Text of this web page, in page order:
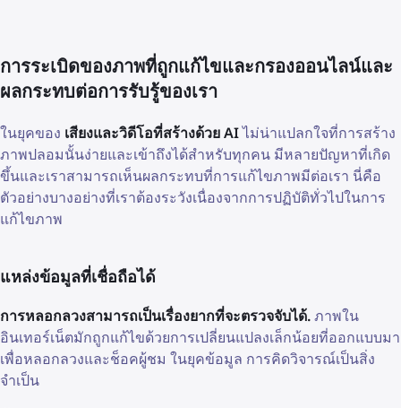
การระเบิดของภาพที่ถูกแก้ไขและกรองออนไลน์และ
ผลกระทบต่อการรับรู้ของเรา
ในยุคของ เสียงและวิดีโอที่สร้างด้วย AIไม่น่าแปลกใจที่การสร้าง
ภาพปลอมนั้นง่ายและเข้าถึงได้สำหรับทุกคน มีหลายปัญหาที่เกิด
ขึ้นและเราสามารถเห็นผลกระทบที่การแก้ไขภาพมีต่อเรา นี่คือ
ตัวอย่างบางอย่างที่เราต้องระวังเนื่องจากการปฏิบัติทั่วไปในการ
แก้ไขภาพ
แหล่งข้อมูลที่เชื่อถือได้
การหลอกลวงสามารถเป็นเรื่องยากที่จะตรวจจับได้.ภาพใน
อินเทอร์เน็ตมักถูกแก้ไขด้วยการเปลี่ยนแปลงเล็กน้อยที่ออกแบบมา
เพื่อหลอกลวงและช็อคผู้ชม ในยุคข้อมูล การคิดวิจารณ์เป็นสิ่ง
จำเป็น